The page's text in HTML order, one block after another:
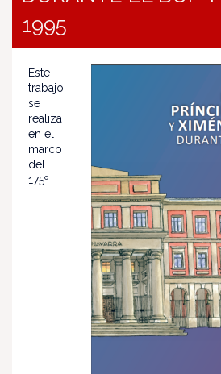
1995
Este
trabajo
se
realiza
en el
marco
del
175º